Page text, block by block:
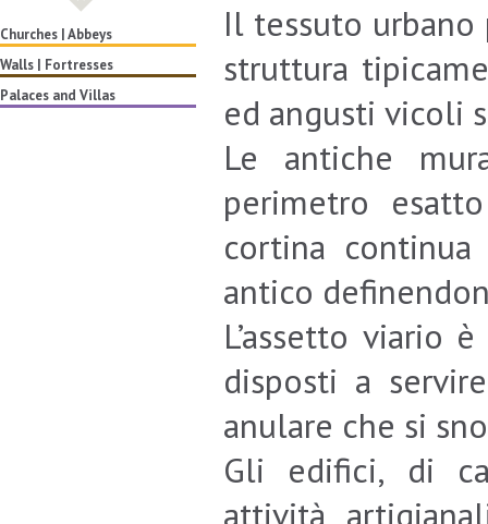
Churches | Abbeys
Walls | Fortresses
Palaces and Villas
Il tessuto
struttura
ed angusti vicoli
Le antiche
perimetro
cortina
antico
L’assetto viario
disposti a
anulare che si
Gli edifici, di
attività